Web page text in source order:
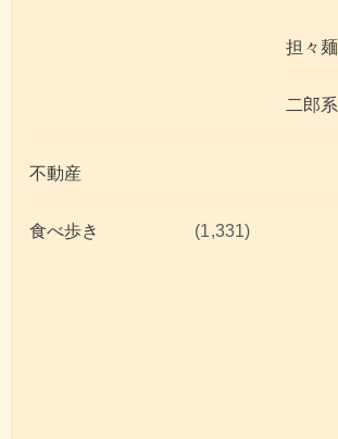
担々麺
二郎系
不動産
食べ歩き (1,331)